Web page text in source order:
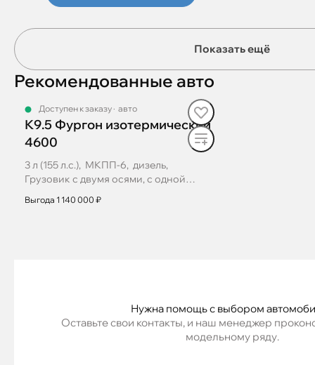
Показать ещё
Рекомендованные авто
Доступен к заказу· авто
К9.5 Фургон изотермический
4600
3 л (155 л.с.), МКПП-6, дизель,
Грузовик с двумя осями, с одной
Выгода 1 140 000 ₽
Нужна помощь с выбором
Оставьте свои контакты, и наш менеджер
модельному ряду.